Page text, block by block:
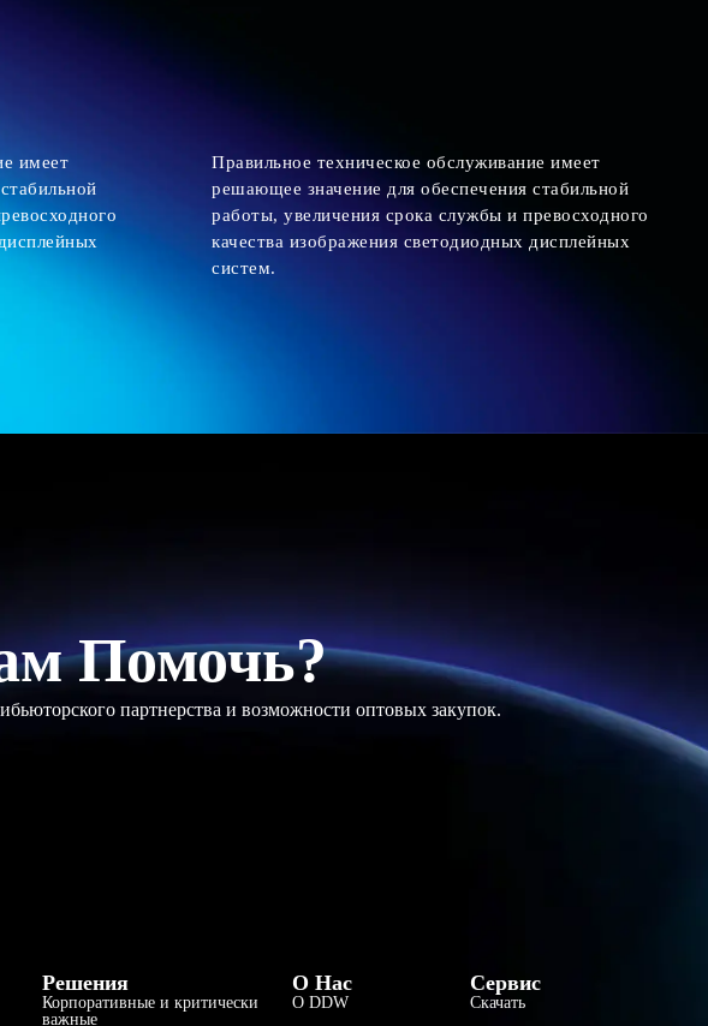
имеет
Правильное техническое обслуживание имеет
решающее значение для обеспечения стабильной
работы, увеличения срока службы и превосходного
качества изображения светодиодных дисплейных
систем.
Помочь?
партнерства и возможности оптовых закупок.
Решения
Корпоративные и критически
важные
О Нас
О DDW
Сервис
Скачать
हिन्दी
فارسی